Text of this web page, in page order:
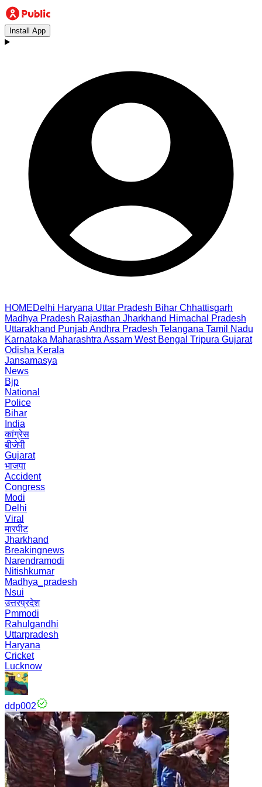
Install App
HOMEDelhi Haryana Uttar Pradesh Bihar Chhattisgarh
Madhya Pradesh Rajasthan Jharkhand Himachal Pradesh
Uttarakhand PunjabAndhra Pradesh Telangana Tamil Nadu
Karnataka Maharashtra Assam West Bengal Tripura Gujarat
Odisha Kerala
Jansamasya
News
Bjp
National
Police
Bihar
India
कांग्रेस
बीजेपी
Gujarat
भाजपा
Accident
Congress
Modi
Delhi
Viral
मारपीट
Jharkhand
Breakingnews
Narendramodi
Nitishkumar
Madhya_pradesh
Nsui
उत्तरप्रदेश
Pmmodi
Rahulgandhi
Uttarpradesh
Haryana
Cricket
Lucknow
ddp002